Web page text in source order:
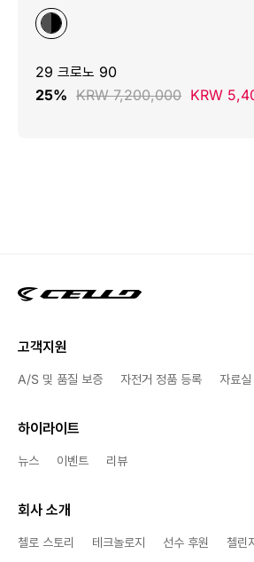
29 크로노 90
25% KRW 7,200,000 KRW
고객지원
A/S 및 품질 보증 자전거 정품 등록 자료실
하이라이트
뉴스 이벤트 리뷰
회사 소개
첼로 스토리 테크놀로지 선수 후원 첼린